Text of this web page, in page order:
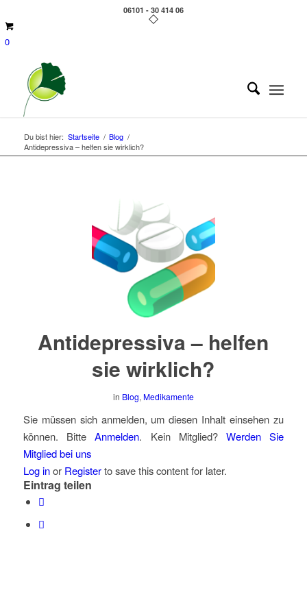
06101 - 30 414 06
0
Du bist hier: Startseite / Blog /
Antidepressiva – helfen sie wirklich?
Antidepressiva – helfen
sie wirklich?
in Blog, Medikamente
Sie müssen sich anmelden, um diesen Inhalt einsehen zu
können. BitteAnmelden. Kein Mitglied?Werden Sie
Mitglied bei uns
Log inor Registerto save this content for later.
Eintrag teilen